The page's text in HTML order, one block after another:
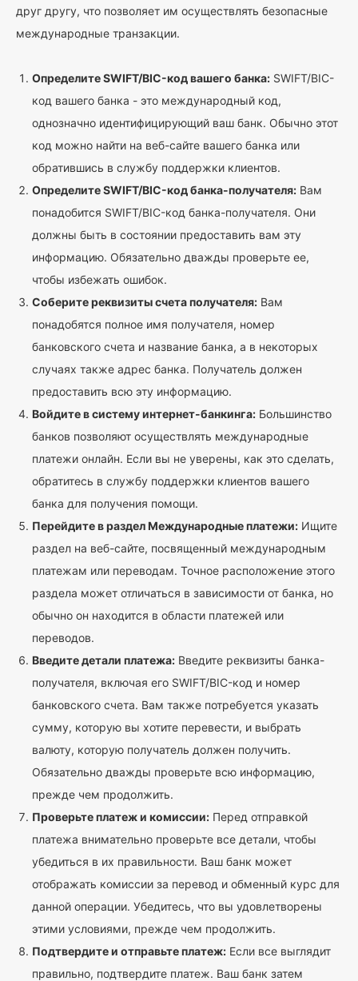
друг другу, что позволяет им осуществлять безопасные
международные транзакции.
Определите SWIFT/BIC-код вашего банка: SWIFT/BIC-
код вашего банка - это международный код,
однозначно идентифицирующий ваш банк. Обычно этот
код можно найти на веб-сайте вашего банка или
обратившись в службу поддержки клиентов.
Определите SWIFT/BIC-код банка-получателя: Вам
понадобится SWIFT/BIC-код банка-получателя. Они
должны быть в состоянии предоставить вам эту
информацию. Обязательно дважды проверьте ее,
чтобы избежать ошибок.
Соберите реквизиты счета получателя: Вам
понадобятся полное имя получателя, номер
банковского счета и название банка, а в некоторых
случаях также адрес банка. Получатель должен
предоставить всю эту информацию.
Войдите в систему интернет-банкинга: Большинство
банков позволяют осуществлять международные
платежи онлайн. Если вы не уверены, как это сделать,
обратитесь в службу поддержки клиентов вашего
банка для получения помощи.
Перейдите в раздел Международные платежи: Ищите
раздел на веб-сайте, посвященный международным
платежам или переводам. Точное расположение этого
раздела может отличаться в зависимости от банка, но
обычно он находится в области платежей или
переводов.
Введите детали платежа: Введите реквизиты банка-
получателя, включая его SWIFT/BIC-код и номер
банковского счета. Вам также потребуется указать
сумму, которую вы хотите перевести, и выбрать
валюту, которую получатель должен получить.
Обязательно дважды проверьте всю информацию,
прежде чем продолжить.
Проверьте платеж и комиссии: Перед отправкой
платежа внимательно проверьте все детали, чтобы
убедиться в их правильности. Ваш банк может
отображать комиссии за перевод и обменный курс для
данной операции. Убедитесь, что вы удовлетворены
этими условиями, прежде чем продолжить.
Подтвердите и отправьте платеж: Если все выглядит
правильно, подтвердите платеж. Ваш банк затем